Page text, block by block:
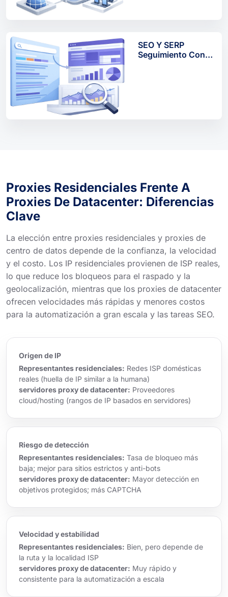
SEO Y SERP
Seguimiento Con
Proxies Residenciales Frente A
Proxies De Datacenter: Diferencias
Clave
La elección entre proxies residenciales y proxies de
centro de datos depende de la confianza, la velocidad
y el costo. Los IP residenciales provienen de ISP reales,
lo que reduce los bloqueos para el raspado y la
geolocalización, mientras que los proxies de datacenter
ofrecen velocidades más rápidas y menores costos
para la automatización a gran escala y las tareas SEO.
Origen de IP
Representantes residenciales: Redes ISP domésticas
reales (huella de IP similar a la humana)
servidores proxy de datacenter: Proveedores
cloud/hosting (rangos de IP basados en servidores)
Riesgo de detección
Representantes residenciales: Tasa de bloqueo más
baja; mejor para sitios estrictos y anti-bots
servidores proxy de datacenter: Mayor detección en
objetivos protegidos; más CAPTCHA
Velocidad y estabilidad
Representantes residenciales: Bien, pero depende de
la ruta y la localidad ISP
servidores proxy de datacenter: Muy rápido y
consistente para la automatización a escala